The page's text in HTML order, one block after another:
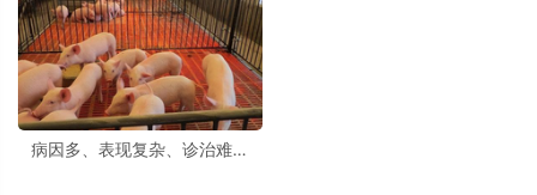
病因多、表现复杂、诊治难度